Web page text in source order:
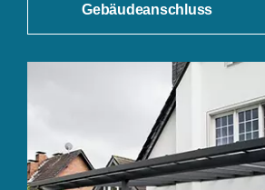
Gebäudeanschluss